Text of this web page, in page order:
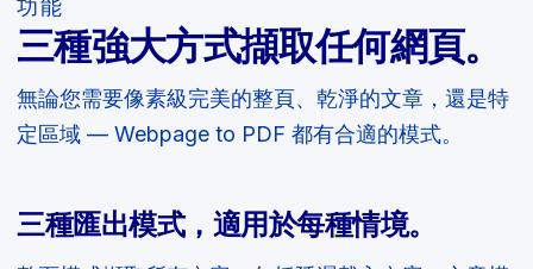
功能
三種強大方式擷取任何網頁。
無論您需要像素級完美的整頁、乾淨的文章，還是特
定區域 — Webpage to PDF 都有合適的模式。
三種匯出模式，適用於每種情境。